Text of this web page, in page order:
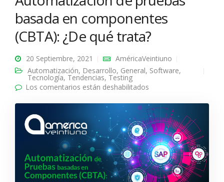
basada en componentes
(CBTA): ¿De qué trata?
20 Septiembre, 2021
AméricaVeintiuno
Automatización, Desarrollo, General, Software,
Tecnología, Tendencias, Testing
Los comentarios están deshabilitados
componentes (CBTA):
¿De qué trata?